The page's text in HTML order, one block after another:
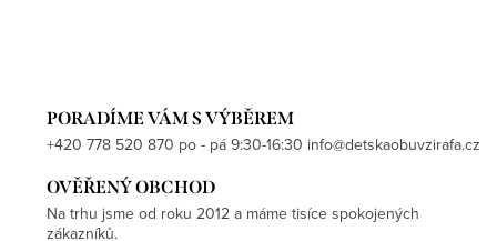
PORADÍME VÁM S VÝBĚREM
+420 778 520 870 po - pá 9:30-16:30 info@detskaobuvzirafa.cz
OVĚŘENÝ OBCHOD
Na trhu jsme od roku 2012 a máme tisíce spokojených
zákazníků.